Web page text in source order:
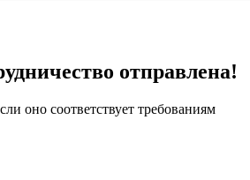
отправлена!
оно соответствует требованиям